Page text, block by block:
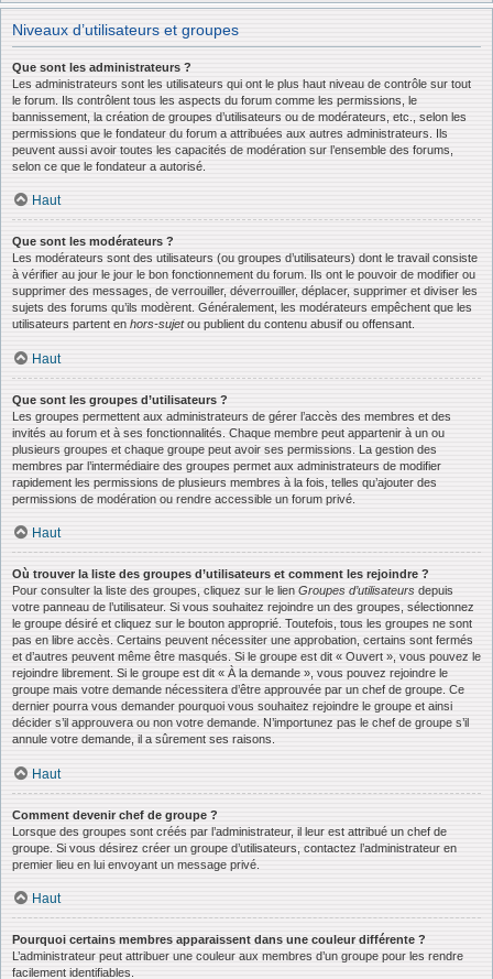
Niveaux d’utilisateurs et groupes
Que sont les administrateurs ?
Les administrateurs sont les utilisateurs qui ont le plus haut niveau de contrôle sur tout
le forum. Ils contrôlent tous les aspects du forum comme les permissions, le
bannissement, la création de groupes d’utilisateurs ou de modérateurs, etc., selon les
permissions que le fondateur du forum a attribuées aux autres administrateurs. Ils
peuvent aussi avoir toutes les capacités de modération sur l’ensemble des forums,
selon ce que le fondateur a autorisé.
Haut
Que sont les modérateurs ?
Les modérateurs sont des utilisateurs (ou groupes d’utilisateurs) dont le travail consiste
à vérifier au jour le jour le bon fonctionnement du forum. Ils ont le pouvoir de modifier ou
supprimer des messages, de verrouiller, déverrouiller, déplacer, supprimer et diviser les
sujets des forums qu’ils modèrent. Généralement, les modérateurs empêchent que les
utilisateurs partent en hors-sujetou publient du contenu abusif ou offensant.
Haut
Que sont les groupes d’utilisateurs ?
Les groupes permettent aux administrateurs de gérer l’accès des membres et des
invités au forum et à ses fonctionnalités. Chaque membre peut appartenir à un ou
plusieurs groupes et chaque groupe peut avoir ses permissions. La gestion des
membres par l’intermédiaire des groupes permet aux administrateurs de modifier
rapidement les permissions de plusieurs membres à la fois, telles qu’ajouter des
permissions de modération ou rendre accessible un forum privé.
Haut
Où trouver la liste des groupes d’utilisateurs et comment les rejoindre ?
Pour consulter la liste des groupes, cliquez sur le lien Groupes d’utilisateurs depuis
votre panneau de l’utilisateur. Si vous souhaitez rejoindre un des groupes, sélectionnez
le groupe désiré et cliquez sur le bouton approprié. Toutefois, tous les groupes ne sont
pas en libre accès. Certains peuvent nécessiter une approbation, certains sont fermés
et d’autres peuvent même être masqués. Si le groupe est dit « Ouvert », vous pouvez le
rejoindre librement. Si le groupe est dit « À la demande », vous pouvez rejoindre le
groupe mais votre demande nécessitera d’être approuvée par un chef de groupe. Ce
dernier pourra vous demander pourquoi vous souhaitez rejoindre le groupe et ainsi
décider s’il approuvera ou non votre demande. N’importunez pas le chef de groupe s’il
annule votre demande, il a sûrement ses raisons.
Haut
Comment devenir chef de groupe ?
Lorsque des groupes sont créés par l’administrateur, il leur est attribué un chef de
groupe. Si vous désirez créer un groupe d’utilisateurs, contactez l’administrateur en
premier lieu en lui envoyant un message privé.
Haut
Pourquoi certains membres apparaissent dans une couleur différente ?
L’administrateur peut attribuer une couleur aux membres d’un groupe pour les rendre
facilement identifiables.